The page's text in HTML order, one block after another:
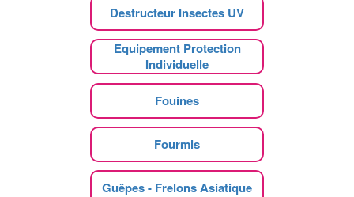
Destructeur Insectes UV
Equipement Protection
Individuelle
Fouines
Fourmis
Guêpes - Frelons Asiatique